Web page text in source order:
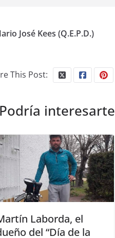
José Kees (Q.E.P.D.)
This Post:
Podría interesarte
Laborda, el
del “Día de la